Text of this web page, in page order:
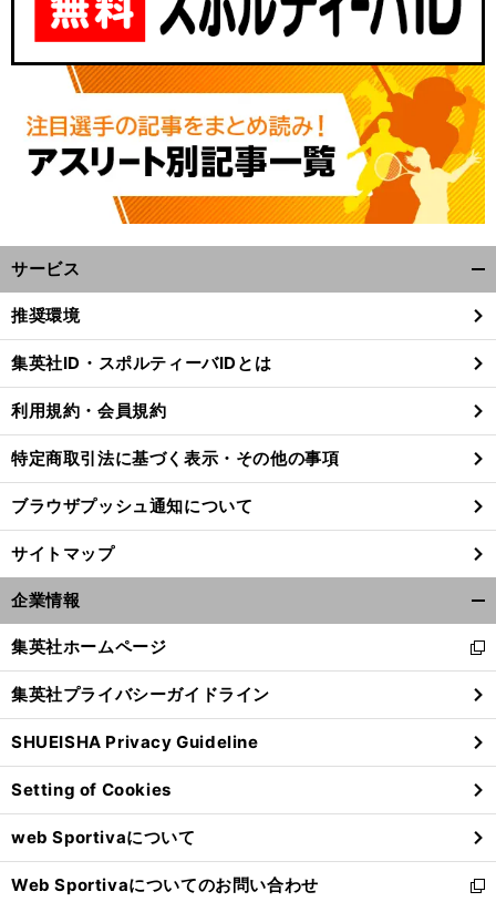
サービス
閉
る
推奨環境
集英社ID・スポルティーバIDとは
利用規約・会員規約
特定商取引法に基づく表示・その他の事項
ブラウザプッシュ通知について
サイトマップ
企業情報
閉
る
集英社ホームページ
新
し
い
ウ
ィ
ン
ド
ウ
で
開
く
集英社プライバシーガイドライン
SHUEISHA Privacy Guideline
Setting of Cookies
web Sportivaについて
Web Sportivaについてのお問い合わせ
新